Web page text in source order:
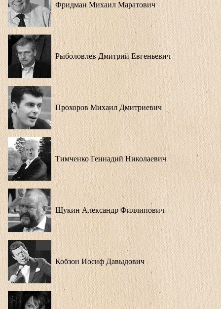
Фридман Михаил Маратович
Рыболовлев Дмитрий Евгеньевич
Прохоров Михаил Дмитриевич
Тимченко Геннадий Николаевич
Щукин Александр Филлипович
Кобзон Иосиф Давыдович